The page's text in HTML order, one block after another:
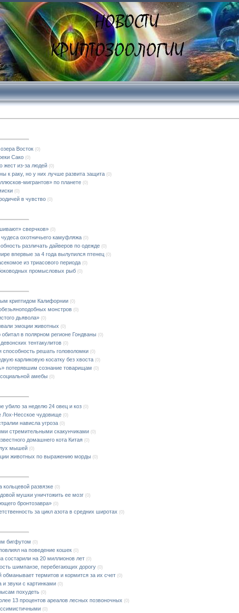
Восток (0)
Сако (0)
жест из-за людей (0)
к раку, но у них лучше развита защита (0)
мигрантов» по планете (0)
(0)
в чувство (0)
сверчков» (0)
охотничьего камуфляжа (0)
различать дайверов по одежде (0)
впервые за 4 года вылупился птенец (0)
из триасового периода (0)
промысловых рыб (0)
криптидом Калифорнии (0)
монстров (0)
дьявола» (0)
эмоции животных (0)
в полярном регионе Гондваны (0)
тентакулитов (0)
решать головоломки (0)
карликовую косатку без хвоста (0)
потерявшим сознание товарищам (0)
амебы (0)
убило за неделю 24 овец и коз (0)
Лох-Несское чудовище (0)
нависла угроза (0)
стремительными скакунчиками (0)
домашнего кота Китая (0)
мышей (0)
животных по выражению морды (0)
развязке (0)
мушки уничтожить ее мозг (0)
бронтозавра» (0)
за цикл азота в средних широтах (0)
бигфутом (0)
на поведение кошек (0)
состарили на 20 миллионов лет (0)
шимпанзе, перебегающих дорогу (0)
термитов и кормится за их счет (0)
и звуки с картинками (0)
похудеть (0)
13 процентов ареалов лесных позвоночных (0)
(0)